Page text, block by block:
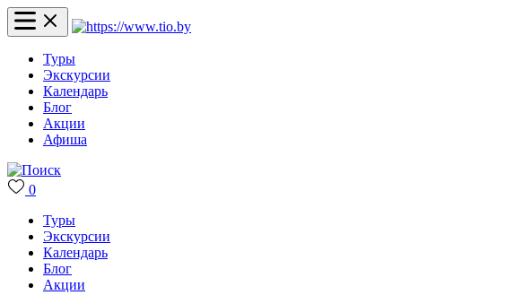
Туры
Экскурсии
Календарь
Блог
Акции
Афиша
0
Туры
Экскурсии
Календарь
Блог
Акции